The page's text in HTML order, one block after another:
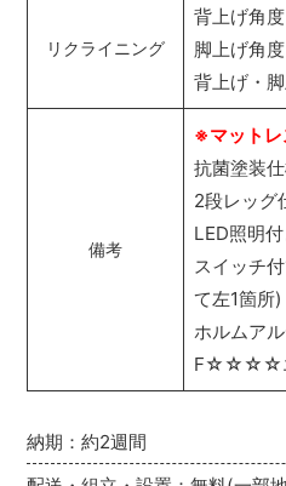
納期：約2週間
リクライニング
背上げ角
脚上げ角
背上げ・
備考
※マットレ
抗菌塗装
2段レッグ
LED照明付
スイッチ
て左1箇所)
ホルムア
F☆☆☆☆エ